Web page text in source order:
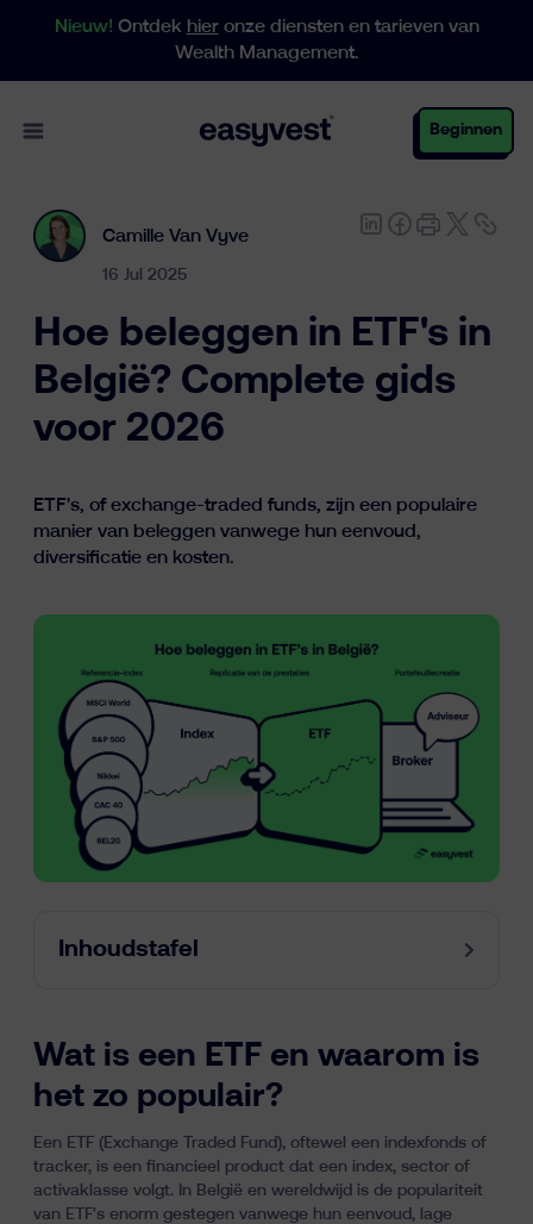
Nieuw! Ontdek hieronze diensten en tarieven van
Wealth Management.
Open main menu Beginnen
Particulieren
Business
Inzichten
en
Camille Van Vyve
16 Jul 2025
Hoe beleggen in ETF's in
België? Complete gids
voor 2026
ETF's, of exchange-traded funds, zijn een populaire
manier van beleggen vanwege hun eenvoud,
diversificatie en kosten.
Inhoudstafel
Wat is een ETF en waarom is
het zo populair?
Een ETF (Exchange Traded Fund), oftewel een indexfonds of
tracker, is een financieel product dat een index, sector of
activaklasse volgt. In België en wereldwijd is de populariteit
van ETF's enorm gestegen vanwege hun eenvoud, lage